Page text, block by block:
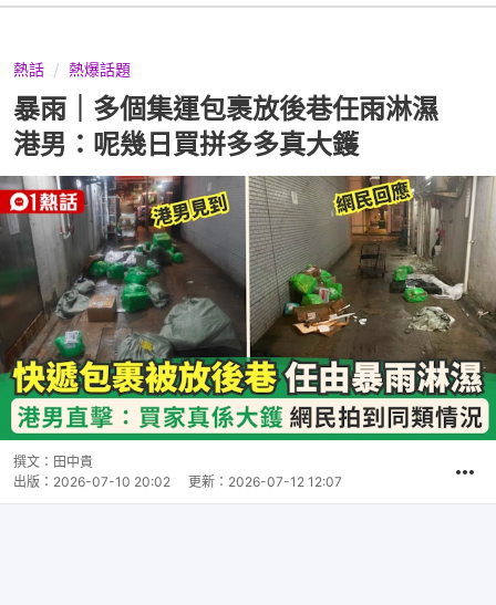
熱話 熱爆話題
暴雨｜多個集運包裹放後巷任雨淋濕
港男：呢幾日買拼多多真大鑊
撰文： 田中貴
出版： 2026-07-10 20:02 更新： 2026-07-12 12:07